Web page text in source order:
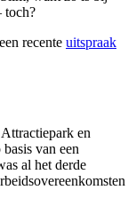
toch?
recente uitspraak
en
van een
al het derde